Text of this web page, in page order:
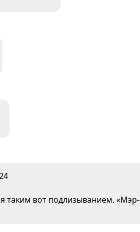
таким вот подлизыванием. «Мэр-